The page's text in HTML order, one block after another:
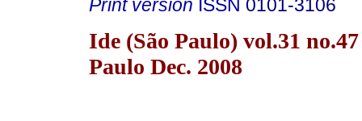
Print version ISSN 0101-3106
Ide (São Paulo) vol.31 no.47
Paulo Dec. 2008